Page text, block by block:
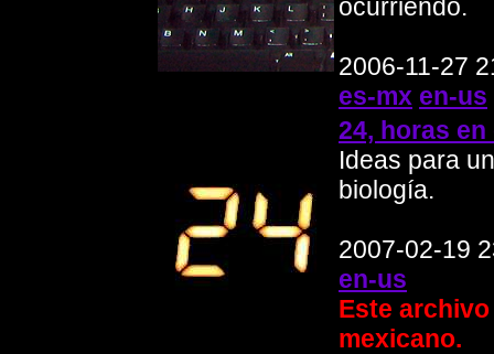
ocurriendo.
2006-11-27
es-mx en-us
24, horas
Ideas para
biología.
2007-02-19
en-us
Este
mexicano.